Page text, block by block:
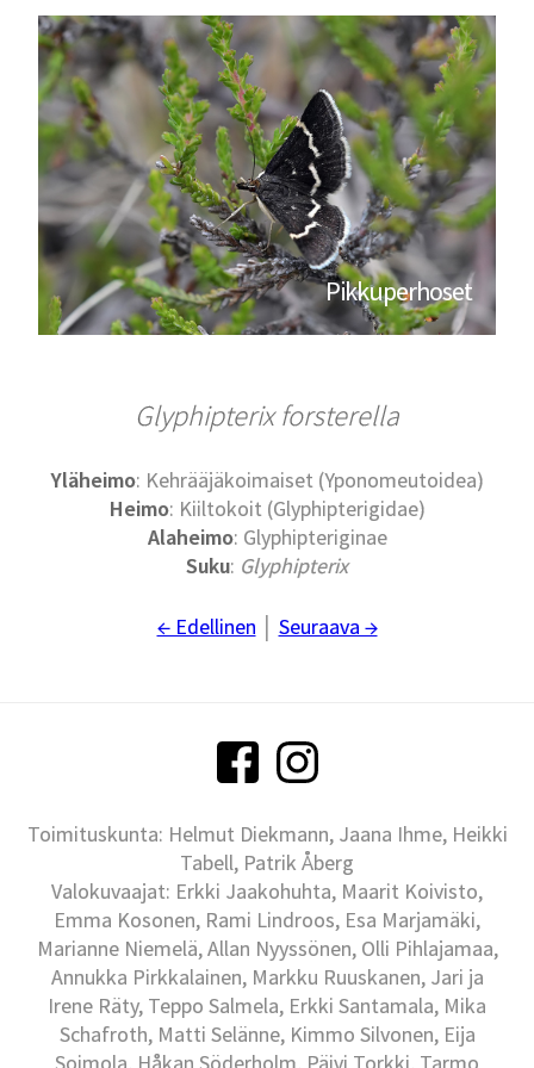
Pikkuperhoset
Glyphipterix forsterella
Yläheimo: Kehrääjäkoimaiset (Yponomeutoidea)
Heimo: Kiiltokoit (Glyphipterigidae)
Alaheimo: Glyphipteriginae
Suku: Glyphipterix
← Edellinen Seuraava →
Toimituskunta: Helmut Diekmann, Jaana Ihme, Heikki
Tabell, Patrik Åberg
Valokuvaajat: Erkki Jaakohuhta, Maarit Koivisto,
Emma Kosonen, Rami Lindroos, Esa Marjamäki,
Marianne Niemelä, Allan Nyyssönen, Olli Pihlajamaa,
Annukka Pirkkalainen, Markku Ruuskanen, Jari ja
Irene Räty, Teppo Salmela, Erkki Santamala, Mika
Schafroth, Matti Selänne, Kimmo Silvonen, Eija